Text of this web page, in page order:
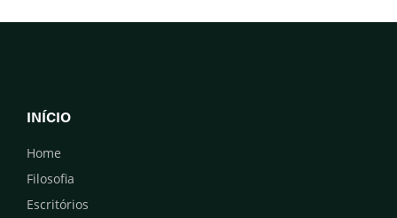
INÍCIO
Home
Filosofia
Escritórios